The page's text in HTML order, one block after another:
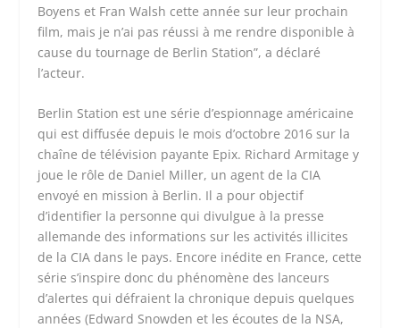
Boyens et Fran Walsh cette année sur leur prochain
film, mais je n’ai pas réussi à me rendre disponible à
cause du tournage de Berlin Station”, a déclaré
l’acteur.
Berlin Station est une série d’espionnage américaine
qui est diffusée depuis le mois d’octobre 2016 sur la
chaîne de télévision payante Epix. Richard Armitage y
joue le rôle de Daniel Miller, un agent de la CIA
envoyé en mission à Berlin. Il a pour objectif
d’identifier la personne qui divulgue à la presse
allemande des informations sur les activités illicites
de la CIA dans le pays. Encore inédite en France, cette
série s’inspire donc du phénomène des lanceurs
d’alertes qui défraient la chronique depuis quelques
années (Edward Snowden et les écoutes de la NSA,